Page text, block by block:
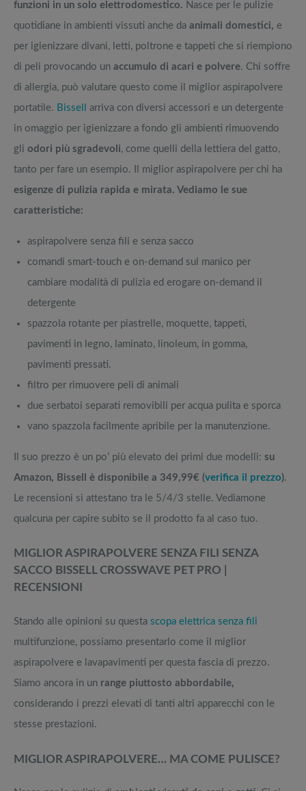
funzioni in un solo elettrodomestico. Nasce per le pulizie
quotidiane in ambienti vissuti anche da animali domestici, e
per igienizzare divani, letti, poltrone e tappeti che si riempiono
di peli provocando un accumulo di acari e polvere. Chi soffre
di allergia, può valutare questo come il miglior aspirapolvere
portatile. Bissell
arriva con diversi accessori e un detergente
in omaggio per igienizzare a fondo gli ambienti rimuovendo
gli odori più sgradevoli, come quelli della lettiera del gatto,
tanto per fare un esempio. Il miglior aspirapolvere per chi ha
esigenze di pulizia rapida e mirata. Vediamo le sue
caratteristiche:
aspirapolvere senza fili e senza sacco
comandi smart-touch e on-demand sul manico per
cambiare modalità di pulizia ed erogare on-demand il
detergente
spazzola rotante per piastrelle, moquette, tappeti,
pavimenti in legno, laminato, linoleum, in gomma,
pavimenti pressati.
filtro per rimuovere peli di animali
due serbatoi separati removibili per acqua pulita e sporca
vano spazzola facilmente apribile per la manutenzione.
Il suo prezzo è un po’ più elevato dei primi due modelli: su
Amazon, Bissell è disponibile a 349,99€ (verifica il prezzo).
Le recensioni si attestano tra le 5/4/3 stelle. Vediamone
qualcuna per capire subito se il prodotto fa al caso tuo.
MIGLIOR ASPIRAPOLVERE SENZA FILI SENZA
SACCO BISSELL CROSSWAVE PET PRO
RECENSIONI
Stando alle opinioni su questa scopa elettrica senza fili
multifunzione, possiamo presentarlo come il miglior
aspirapolvere e lavapavimenti per questa fascia di prezzo.
Siamo ancora in un range piuttosto abbordabile,
considerando i prezzi elevati di tanti altri apparecchi con le
stesse prestazioni.
MIGLIOR ASPIRAPOLVERE… MA COME PULISCE?